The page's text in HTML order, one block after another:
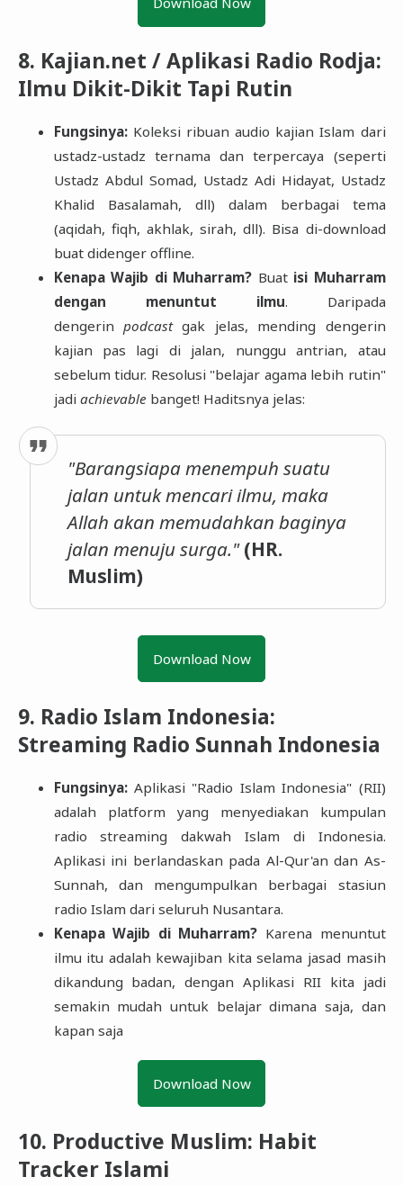
8. Kajian.net / Aplikasi Radio Rodja:
Ilmu Dikit-Dikit Tapi Rutin
Fungsinya:Koleksi ribuan audio kajian Islam dari
ustadz-ustadz ternama dan terpercaya (seperti
Ustadz Abdul Somad, Ustadz Adi Hidayat, Ustadz
Khalid Basalamah, dll) dalam berbagai tema
(aqidah, fiqh, akhlak, sirah, dll). Bisa di-download
buat didenger offline.
Kenapa Wajib di Muharram? Buat isi Muharram
dengan menuntut ilmu. Daripada
dengerin podcastgak jelas, mending dengerin
kajian pas lagi di jalan, nunggu antrian, atau
sebelum tidur. Resolusi "belajar agama lebih rutin"
jadi achievable banget! Haditsnya jelas:
"Barangsiapa menempuh suatu
jalan untuk mencari ilmu, maka
Allah akan memudahkan baginya
jalan menuju surga."(HR.
Muslim)
Download Now
9. Radio Islam Indonesia:
Streaming Radio Sunnah Indonesia
Fungsinya:Aplikasi "Radio Islam Indonesia" (RII)
adalah platform yang menyediakan kumpulan
radio streaming dakwah Islam di Indonesia.
Aplikasi ini berlandaskan pada Al-Qur'an dan As-
Sunnah, dan mengumpulkan berbagai stasiun
radio Islam dari seluruh Nusantara.
Kenapa Wajib di Muharram? Karena menuntut
ilmu itu adalah kewajiban kita selama jasad masih
dikandung badan, dengan Aplikasi RII kita jadi
semakin mudah untuk belajar dimana saja, dan
kapan saja
Download Now
10. Productive Muslim: Habit
Tracker Islami